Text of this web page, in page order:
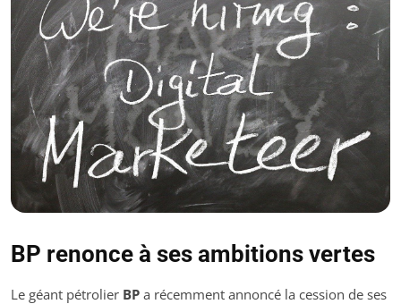
BP renonce à ses ambitions vertes
Le géant pétrolier BP a récemment annoncé la cession de ses